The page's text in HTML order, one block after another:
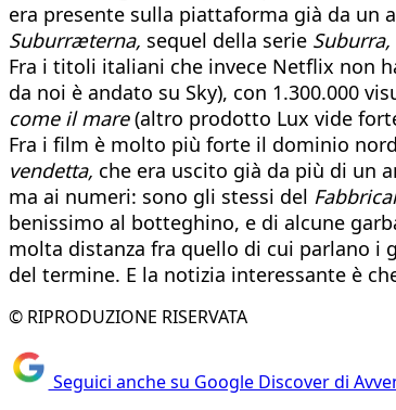
era presente sulla piattaforma già da un
Suburræterna, sequel della serie Suburra,
Fra i titoli italiani che invece Netflix non
da noi è andato su Sky), con 1.300.000
come il mare(altro prodotto Lux vide
Fra i film è molto più forte il dominio
vendetta, che era uscito già da più di un
ma ai numeri: sono gli stessi del
benissimo al botteghino, e di alcune
molta distanza fra quello di cui parlano i
del termine. E la notizia interessante è
© RIPRODUZIONE RISERVATA
Seguici anche su Google Discover di